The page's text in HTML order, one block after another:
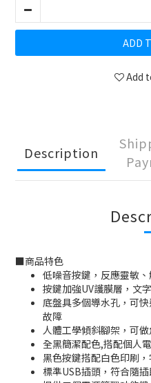
ADD
Add
Description
■商品特色
低噪音按鍵，反應靈敏
按鍵加強UV護膜層，文
底盤具多個導水孔，可
故障
人體工學傾斜腳架，可
全黑簡潔配色,搭配個人
黑色按鍵搭配白色印刷
標準USB插頭，符合隨